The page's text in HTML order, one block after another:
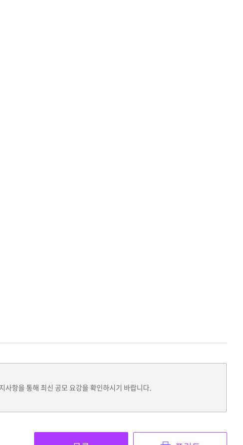
사항을 통해 최신 공모 요강을 확인하시기 바랍니다.